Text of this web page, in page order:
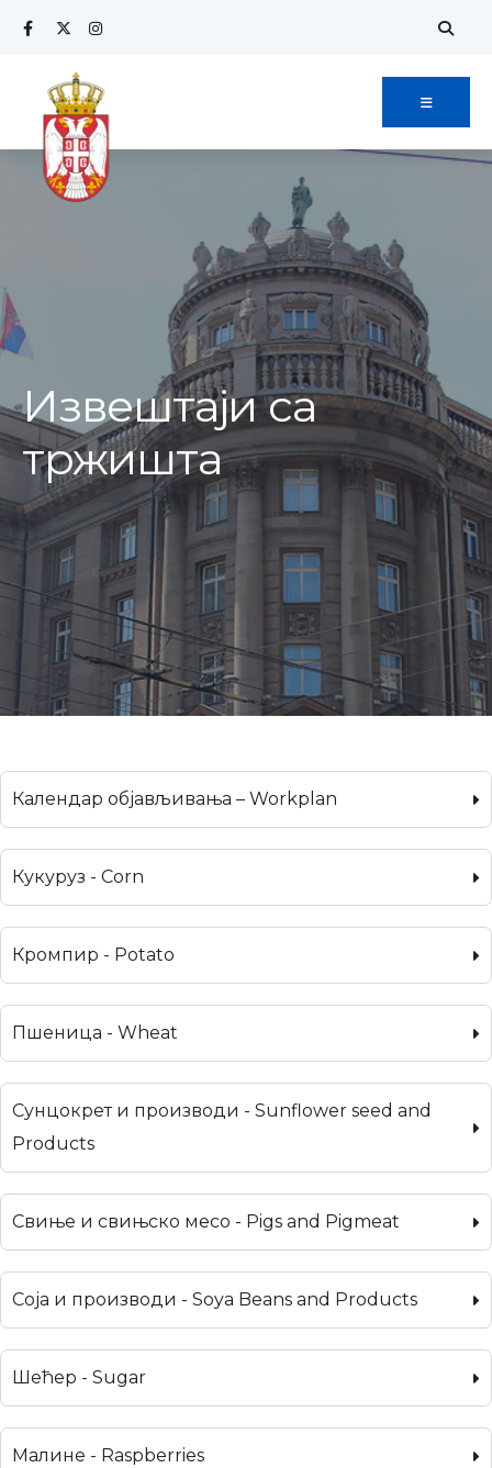
Извештаји са
тржишта
Календар објављивања – Workplan
Кукуруз - Corn
Кромпир - Potato
Пшеница - Wheat
Сунцокрет и производи - Sunflower seed and
Products
Свиње и свињско месо - Pigs and Pigmeat
Соја и производи - Soya Beans and Products
Шећер - Sugar
Малине - Raspberries